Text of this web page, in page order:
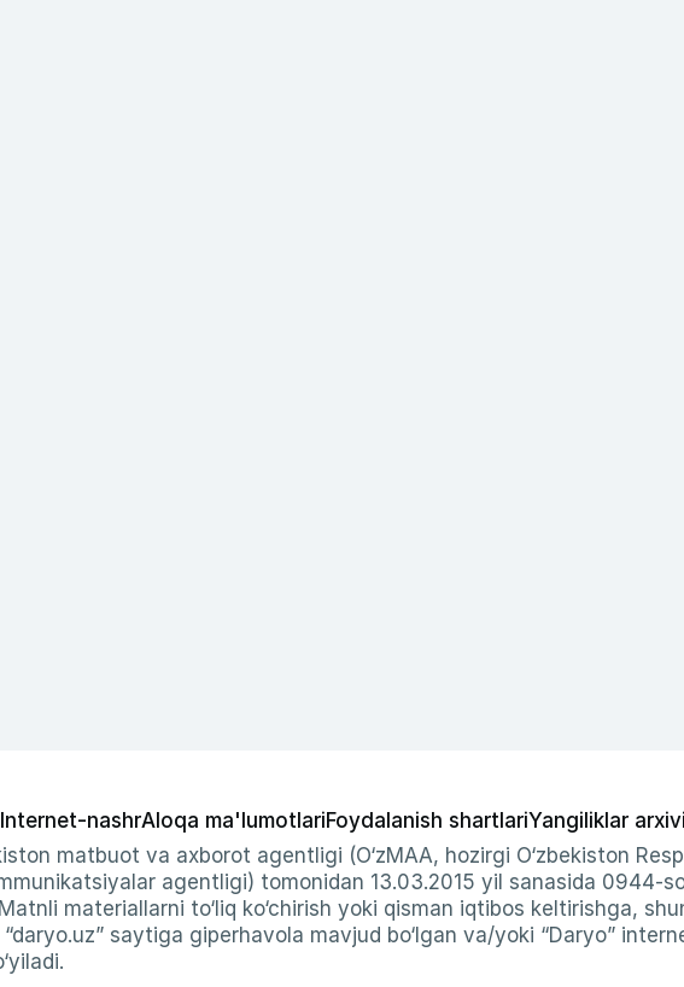
Internet-nashrAloqa ma'lumotlariFoydalanish shartlariYangiliklar arxivi
matbuot va axborot agentligi (O‘zMAA, hozirgi O‘zbekiston
agentligi) tomonidan 13.03.2015 yil sanasida 0944-
materiallarni to‘liq ko‘chirish yoki qisman iqtibos keltirishga,
saytiga giperhavola mavjud bo‘lgan va/yoki “Daryo”